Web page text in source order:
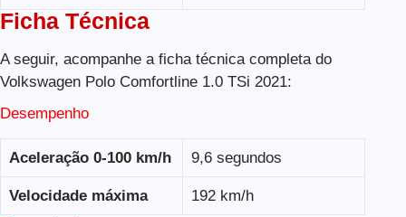
Ficha Técnica
A seguir, acompanhe a ficha técnica completa do
Volkswagen Polo Comfortline 1.0 TSi 2021:
Desempenho
Aceleração 0-100 km/h 9,6 segundos
Velocidade máxima
192 km/h